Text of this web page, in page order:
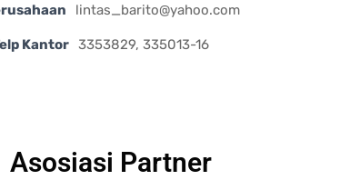
lintas_barito@yahoo.com
Kantor 3353829, 335013-16
Asosiasi Partner